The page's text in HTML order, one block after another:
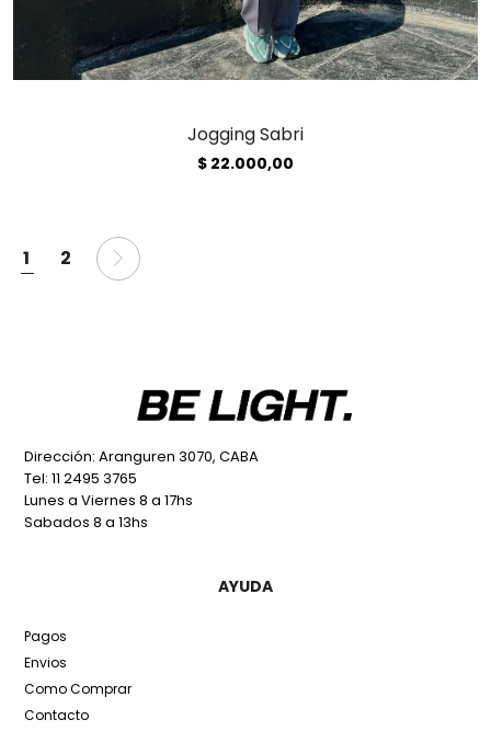
Jogging Sabri
$ 22.000,00
1 2
Dirección: Aranguren 3070, CABA
Tel: 11 2495 3765
Lunes a Viernes 8 a 17hs
Sabados 8 a 13hs
AYUDA
Pagos
Envios
Como Comprar
Contacto